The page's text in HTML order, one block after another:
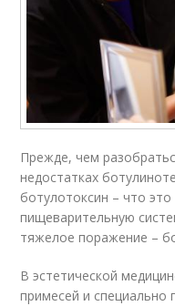
Прежде, чем
недостатках
ботулотоксин – что
пищеварительную
тяжелое поражение –
В эстетической
примесей и специально